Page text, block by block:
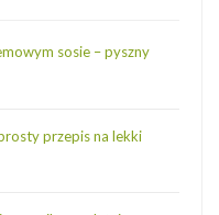
sosie – pyszny
przepis na lekki